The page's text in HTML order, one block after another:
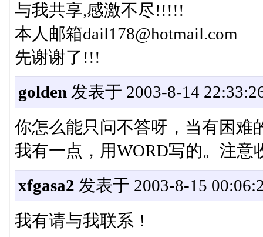
与我共享,感激不尽!!!!!
本人邮箱dail178@hotmail.com
先谢谢了!!!
golden 发表于 2003-8-14
你怎么能只问不答呀，当有困难
我有一点，用WORD写的。注意
xfgasa2 发表于 2003-8-15
我有请与我联系！